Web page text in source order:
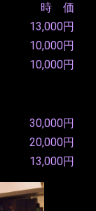
時 価
13,000円
10,000円
10,000円
30,000円
20,000円
13,000円